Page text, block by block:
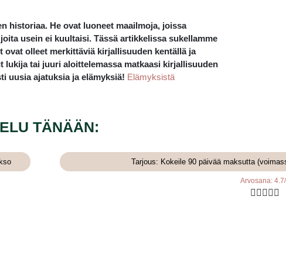
historiaa. He ovat luoneet maailmoja, joissa
usein ei kuultaisi. Tässä artikkelissa sukellamme
olleet merkittäviä kirjallisuuden kentällä ja
tai juuri aloittelemassa matkaasi kirjallisuuden
uusia ajatuksia ja elämyksiä! Elämyksistä
TÄNÄÄN:
Tarjous: Kokeile 90 päivää maksutta
Arvosana:
    